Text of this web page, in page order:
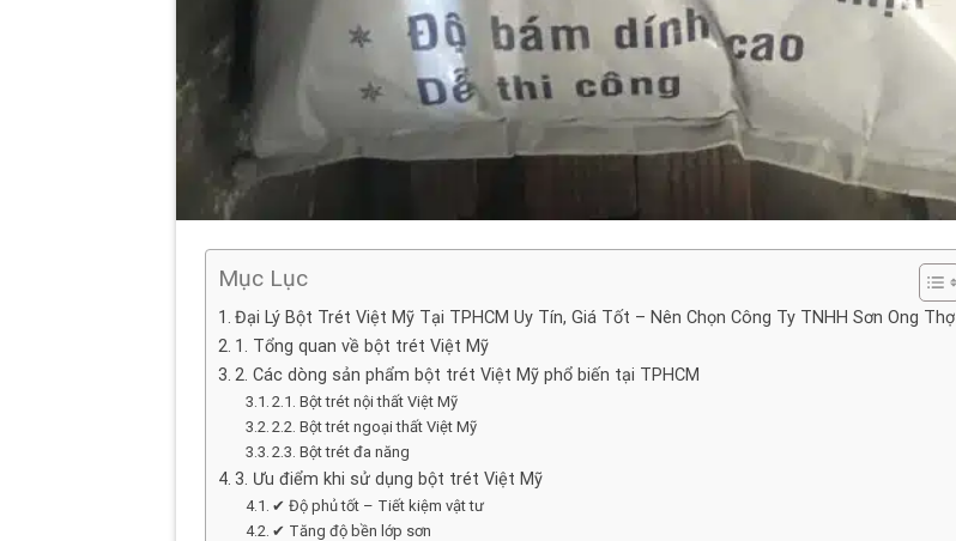
Mục Lục
Đại Lý Bột Trét Việt Mỹ Tại TPHCM Uy Tín, Giá Tốt – Nên Chọn Công Ty TNHH Sơn Ong Thợ
1. Tổng quan về bột trét Việt Mỹ
2. Các dòng sản phẩm bột trét Việt Mỹ phổ biến tại TPHCM
2.1. Bột trét nội thất Việt Mỹ
2.2. Bột trét ngoại thất Việt Mỹ
2.3. Bột trét đa năng
3. Ưu điểm khi sử dụng bột trét Việt Mỹ
✔ Độ phủ tốt – Tiết kiệm vật tư
✔ Tăng độ bền lớp sơn